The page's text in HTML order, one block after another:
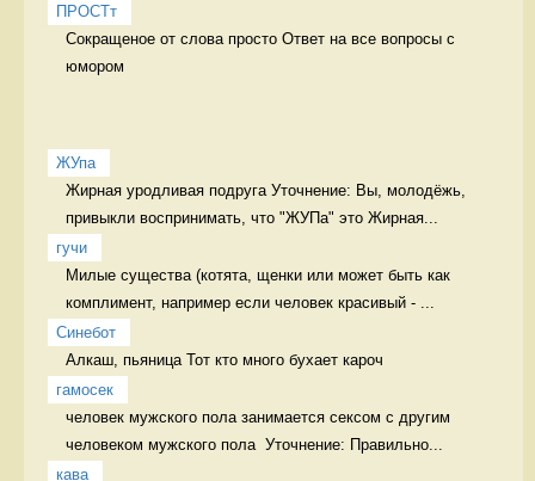
ПРОСТт
Сокращеное от слова просто Ответ на все вопросы с
юмором
ЖУпа
Жирная уродливая подруга Уточнение: Вы, молодёжь,
привыкли воспринимать, что "ЖУПа" это Жирная...
гучи
Милые существа (котята, щенки или может быть как
комплимент, например если человек красивый - ...
Синебот
Алкаш, пьяница Тот кто много бухает кароч
гамосек
человек мужского пола занимается сексом с другим
человеком мужского пола  Уточнение: Правильно...
кава